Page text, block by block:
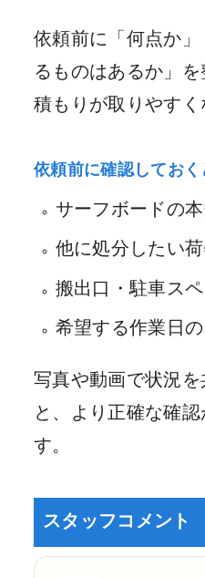
依頼前に「何点か
るものはあるか」
積もりが取りやすく
依頼前に確認しておく
サーフボードの
他に処分したい
搬出口・駐車ス
希望する作業日
写真や動画で状況を
と、より正確な確
す。
スタッフコメント